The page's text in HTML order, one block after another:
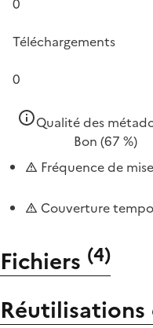
Téléchargements
0
Qualité des
Bon (67 %)
Fréquence de
Couverture
Fichiers (4)
Réutilisations